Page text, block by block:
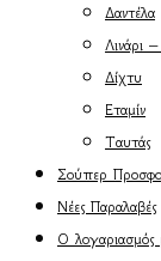
Δαντέλα
Λινάρι
Δίχτυ
Εταμίν
Ταυτάς
Σούπερ
Νέες Παραλαβές
Ο λογαριασμός